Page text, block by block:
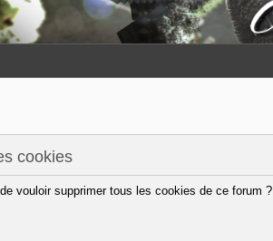
cookies
vouloir supprimer tous les cookies de ce forum ?